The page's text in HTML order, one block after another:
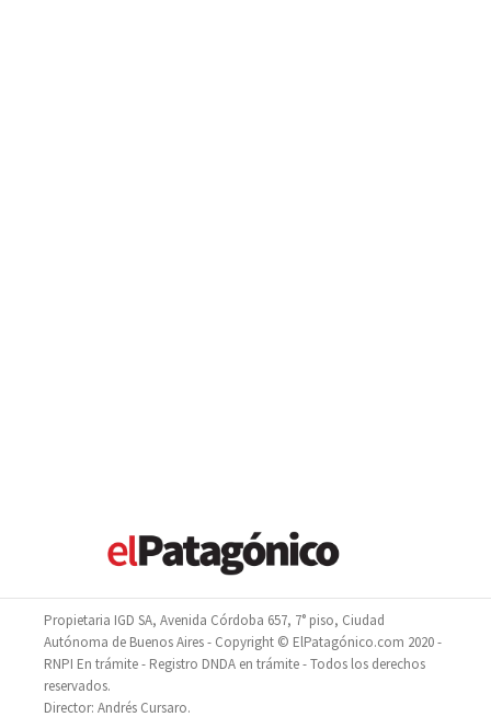
Propietaria IGD SA, Avenida Córdoba 657, 7° piso, Ciudad
Autónoma de Buenos Aires - Copyright © ElPatagónico.com 2020 -
RNPI En trámite - Registro DNDA en trámite - Todos los derechos
reservados.
Director: Andrés Cursaro.